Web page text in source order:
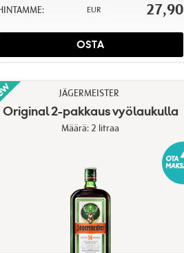
EUR 27,90
OSTA
JÄGERMEISTER
Original 2-pakkaus vyölaukulla
Määrä: 2 litraa